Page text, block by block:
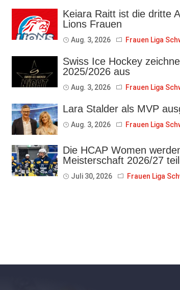
Keiara Raitt ist die dritte
Lions Frauen
Aug. 3, 2026 Frauen Liga
Swiss Ice Hockey
2025/2026 aus
Aug. 3, 2026 Frauen Liga
Lara Stalder als MVP
Aug. 3, 2026 Frauen Liga
Die HCAP Women
Meisterschaft 2026/27
Juli 30, 2026 Frauen Liga